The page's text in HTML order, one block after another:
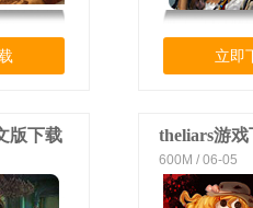
立即
版下载 theliars游戏
600M / 06-05